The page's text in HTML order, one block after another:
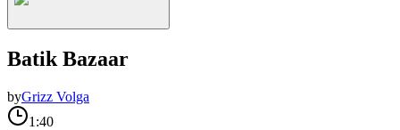
Batik Bazaar
byGrizz Volga
1:40